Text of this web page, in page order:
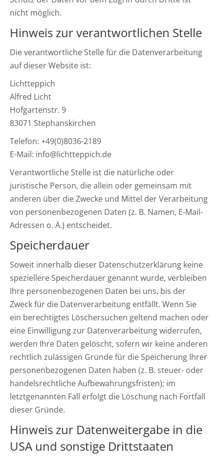
nicht möglich.
Hinweis zur verantwortlichen Stelle
Die verantwortliche Stelle für die Datenverarbeitung
auf dieser Website ist:
Lichtteppich
Alfred Licht
Hofgartenstr. 9
83071 Stephanskirchen
Telefon: +49(0)8036-2189
E-Mail: info@lichtteppich.de
Verantwortliche Stelle ist die natürliche oder
juristische Person, die allein oder gemeinsam mit
anderen über die Zwecke und Mittel der Verarbeitung
von personenbezogenen Daten (z. B. Namen, E-Mail-
Adressen o. Ä.) entscheidet.
Speicherdauer
Soweit innerhalb dieser Datenschutzerklärung keine
speziellere Speicherdauer genannt wurde, verbleiben
Ihre personenbezogenen Daten bei uns, bis der
Zweck für die Datenverarbeitung entfällt. Wenn Sie
ein berechtigtes Löschersuchen geltend machen oder
eine Einwilligung zur Datenverarbeitung widerrufen,
werden Ihre Daten gelöscht, sofern wir keine anderen
rechtlich zulässigen Gründe für die Speicherung Ihrer
personenbezogenen Daten haben (z. B. steuer- oder
handelsrechtliche Aufbewahrungsfristen); im
letztgenannten Fall erfolgt die Löschung nach Fortfall
dieser Gründe.
Hinweis zur Datenweitergabe in die
USA und sonstige Drittstaaten